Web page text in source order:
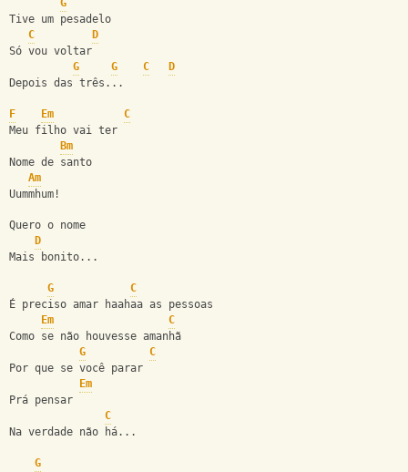
G
Tive um pesadelo
C
D
Só vou voltar
G
G C
D
Depois das três...
F Em
C
Meu filho vai ter
Bm
Nome de santo
Am
Uummhum!
Quero o nome
D
Mais bonito...
G
C
É preciso amar haahaa as pessoas
Em
C
Como se não houvesse amanhã
G
C
Por que se você parar
Em
Prá pensar
C
Na verdade não há...
G